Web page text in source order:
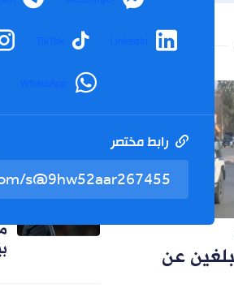
LinkedIn
TikTok
WhatsApp
رابط مختصر
عن